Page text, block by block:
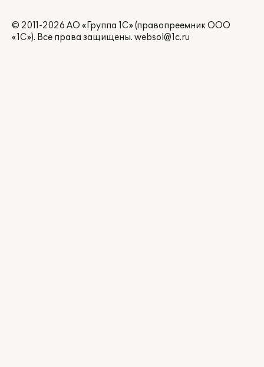
© 2011-2026 АО «Группа 1С» (правопреемник ООО
«1С»). Все права защищены. websol@1c.ru